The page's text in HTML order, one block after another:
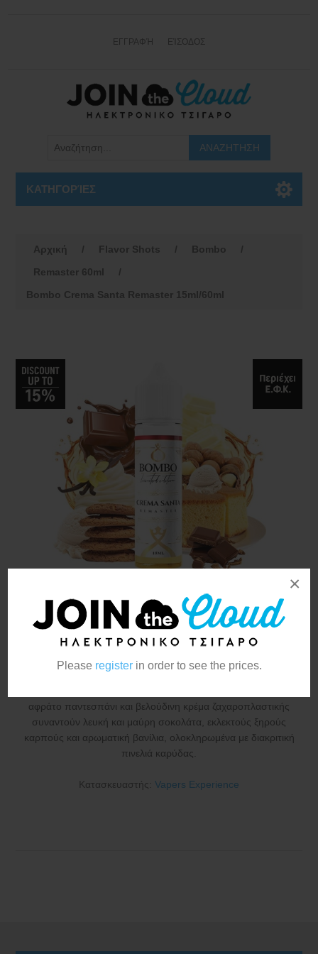
Please registerin order to see the prices.
×
ΕΓΓΡΑΦΉ ΕΊΣΟΔΟΣ
ΚΑΤΗΓΟΡΊΕΣ
Αρχική / Flavor Shots / Bombo
/
Remaster 60ml
/
Bombo Crema Santa Remaster 15ml/60ml
Bombo Crema Santa
Remaster 15ml/60ml
αφράτο παντεσπάνι και βελούδινη κρέμα ζαχαροπλαστικής
συναντούν λευκή και μαύρη σοκολάτα, εκλεκτούς ξηρούς
καρπούς και αρωματική βανίλια, ολοκληρωμένα με διακριτική
πινελιά καρύδας.
Κατασκευαστής: Vapers Experience